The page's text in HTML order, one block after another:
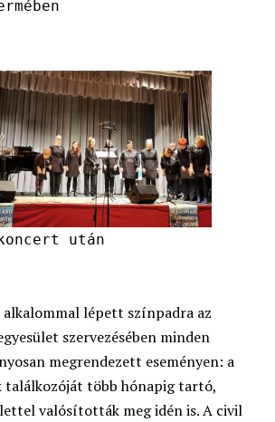
után
alkalommal lépett színpadra az
szervezésében minden
megrendezett eseményen: a
több hónapig tartó,
valósították meg idén is. A civil